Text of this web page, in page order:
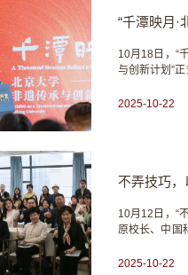
“千潭映月·
10月18日，“
与创新计划”
主任孙华，法
2025-10-22
不弄技巧
10月12日，“
原校长、中国
业画家吕欢呼
2025-10-22